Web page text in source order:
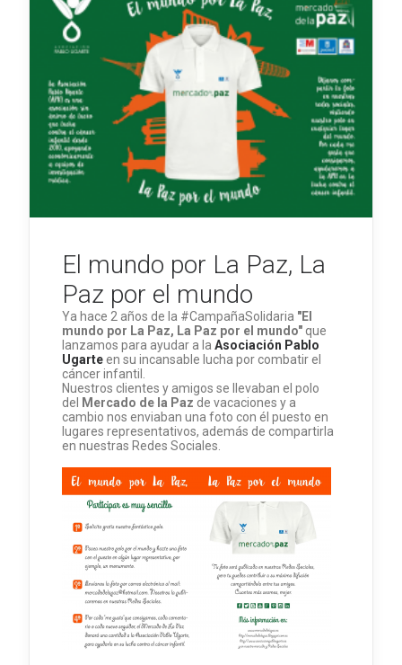
El mundo por La Paz, La
Paz por el mundo
Ya hace 2 años de la #CampañaSolidaria "El
mundo por La Paz, La Paz por el mundo" que
lanzamos para ayudar a la Asociación Pablo
Ugarteen su incansable lucha por combatir el
cáncer infantil.
Nuestros clientes y amigos se llevaban el polo
del
Mercado de la Paz de vacaciones y a
cambio nos enviaban una foto con él puesto en
lugares representativos, además de compartirla
en nuestras Redes Sociales.